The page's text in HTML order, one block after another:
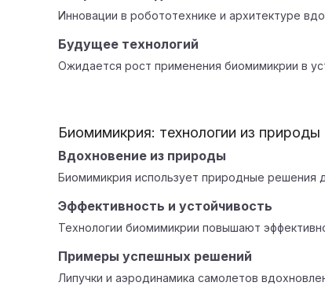
Инновации в робототехнике и архитектуре
Будущее технологий
Ожидается рост применения биомимикрии в
Биомимикрия: технологии из природы
Вдохновение из природы
Биомимикрия использует природные решения
Эффективность и устойчивость
Технологии биомимикрии повышают
Примеры успешных решений
Липучки и аэродинамика самолетов